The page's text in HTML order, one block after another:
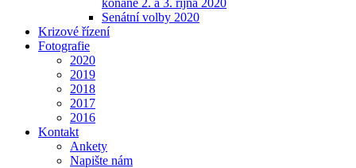
konané 2. a 3. října 2020
Senátní volby 2020
Krizové řízení
Fotografie
2020
2019
2018
2017
2016
Kontakt
Ankety
Napište nám